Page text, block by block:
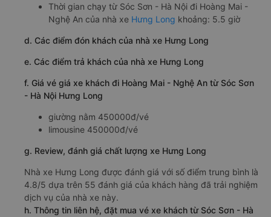
Thời gian chạy từ Sóc Sơn - Hà Nội đi Hoàng Mai -
Nghệ An của nhà xe Hưng Long khoảng: 5.5 giờ
d. Các điểm đón khách của nhà xe Hưng Long
e. Các điểm trả khách của nhà xe Hưng Long
f. Giá vé giá xe khách đi Hoàng Mai - Nghệ An từ Sóc Sơn
- Hà Nội Hưng Long
giường nằm 450000đ/vé
limousine 450000đ/vé
g. Review, đánh giá chất lượng xe Hưng Long
Nhà xe Hưng Long được đánh giá với số điểm trung bình là
4.8/5 dựa trên 55 đánh giá của khách hàng đã trải nghiệm
dịch vụ của nhà xe này.
h. Thông tin liên hệ, đặt mua vé xe khách từ Sóc Sơn - Hà